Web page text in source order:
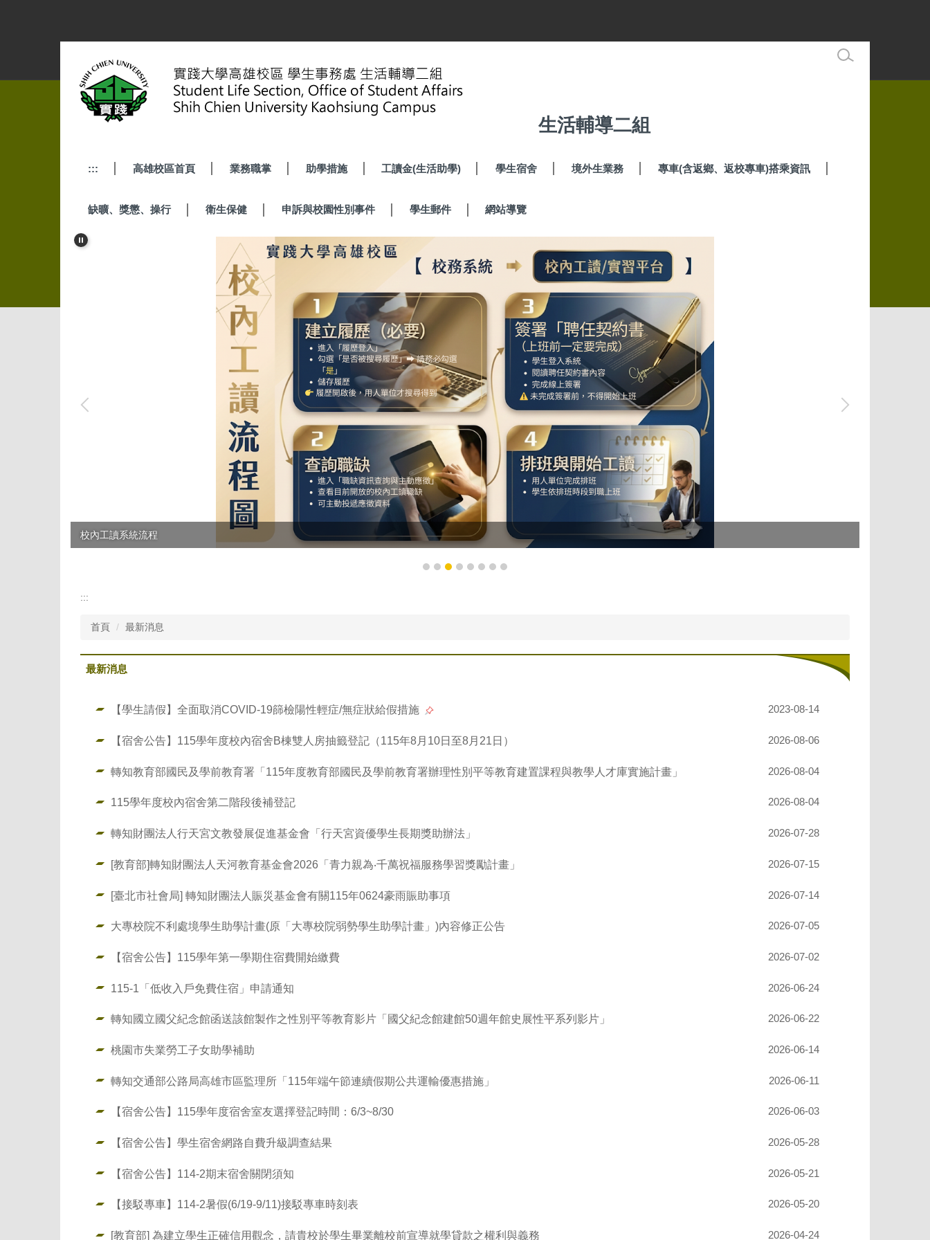
容
生活輔導二組
::: 高雄校區首頁 業務職掌 助學措施 工讀金(生活助學) 學生宿舍 境外生業務 專車(含返鄉、返校專車)搭乘資訊
缺曠、獎懲、操行 衛生保健 申訴與校園性別事件 學生郵件 網站導覽
校內工讀系統流程
:::
首頁 最新消息
最新消息
【學生請假】全面取消COVID-19篩檢陽性輕症/無症狀給假措施 2023-08-14
【宿舍公告】115學年度校內宿舍B棟雙人房抽籤登記（115年8月10日至8月21日） 2026-08-06
轉知教育部國民及學前教育署「115年度教育部國民及學前教育署辦理性別平等教育建置課程與教學人才庫實施計畫」 2026-08-04
115學年度校內宿舍第二階段後補登記 2026-08-04
轉知財團法人行天宮文教發展促進基金會「行天宮資優學生長期獎助辦法」 2026-07-28
[教育部]轉知財團法人天河教育基金會2026「青力親為‧千萬祝福服務學習獎勵計畫」 2026-07-15
[臺北市社會局] 轉知財團法人賑災基金會有關115年0624豪雨賑助事項 2026-07-14
大專校院不利處境學生助學計畫(原「大專校院弱勢學生助學計畫」)內容修正公告 2026-07-05
【宿舍公告】115學年第一學期住宿費開始繳費 2026-07-02
115-1「低收入戶免費住宿」申請通知 2026-06-24
轉知國立國父紀念館函送該館製作之性別平等教育影片「國父紀念館建館50週年館史展性平系列影片」 2026-06-22
桃園市失業勞工子女助學補助 2026-06-14
轉知交通部公路局高雄市區監理所「115年端午節連續假期公共運輸優惠措施」 2026-06-11
【宿舍公告】115學年度宿舍室友選擇登記時間：6/3~8/30 2026-06-03
【宿舍公告】學生宿舍網路自費升級調查結果 2026-05-28
【宿舍公告】114-2期末宿舍關閉須知 2026-05-21
【接駁專車】114-2暑假(6/19-9/11)接駁專車時刻表 2026-05-20
[教育部] 為建立學生正確信用觀念，請貴校於學生畢業離校前宣導就學貸款之權利與義務 2026-04-24